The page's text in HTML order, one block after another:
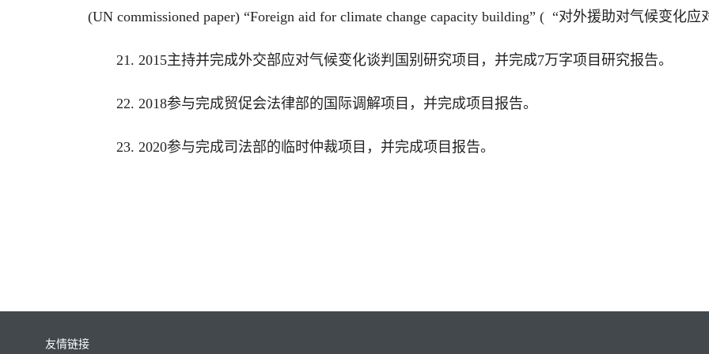
(UN commissioned paper) “Foreign aid for climate change capacity building” ( “对外援助对气候变化
21. 2015主持并完成外交部应对气候变化谈判国别研究项目，并完成7万字项目研究报告。
22. 2018参与完成贸促会法律部的国际调解项目，并完成项目报告。
23. 2020参与完成司法部的临时仲裁项目，并完成项目报告。
友情链接